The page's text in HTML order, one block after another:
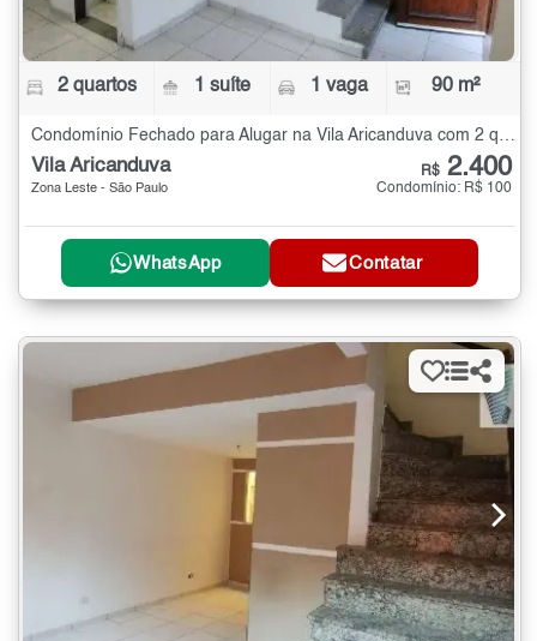
2 quartos 1 suíte 1 vaga 90 m²
Condomínio Fechado para Alugar na Vila Aricanduva com 2 quartos - 90 m²
Vila Aricanduva
Zona Leste - São Paulo
R$ 2.400
Condomínio: R$ 100
WhatsApp Contatar